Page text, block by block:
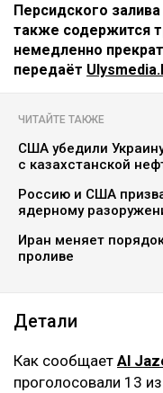
Персидского
также содержится
немедленно
передаёт
ЧИТАЙТЕ ТАКЖЕ
США убедили
с казахстанской
Россию и США
ядерному
Иран меняет
проливе
Детали
Как сообщает Al
проголосовали 13